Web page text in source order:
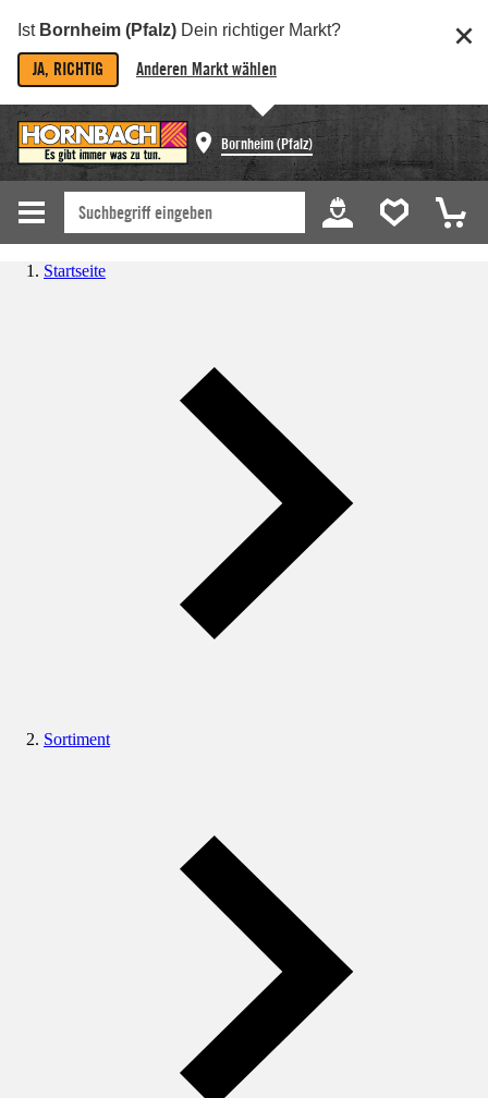
Ist Bornheim (Pfalz) Dein richtiger Markt?
JA, RICHTIG Anderen Markt wählen
Bornheim (Pfalz)
Startseite
Sortiment